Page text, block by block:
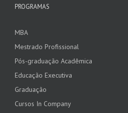
PROGRAMAS
MBA
Mestrado Profissional
Pós-graduação Acadêmica
Educação Executiva
Graduação
Cursos In Company